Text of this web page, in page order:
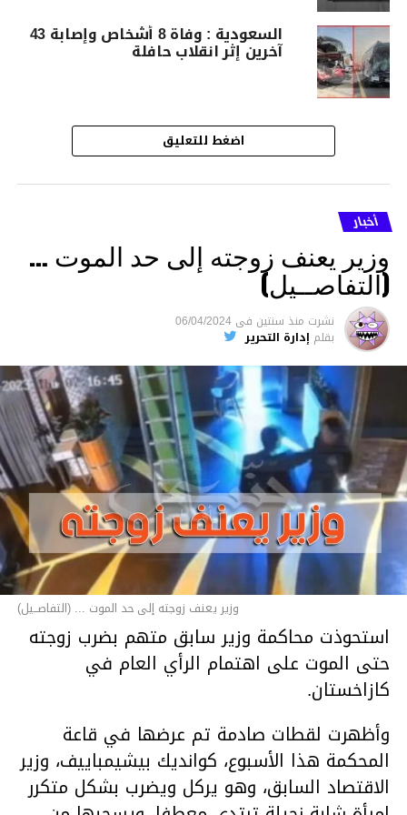
السعودية : وفاة 8 أشخاص وإصابة 43
آخرين إثر انقلاب حافلة
اضغط للتعليق
أخبار
وزير يعنف زوجته إلى حد الموت …
(التفاصــيل)
نشرت منذ سنتين فى 06/04/2024
بقلم إدارة التحرير
وزير يعنف زوجته إلى حد الموت ... (التفاصــيل)
استحوذت محاكمة وزير سابق متهم بضرب زوجته
حتى الموت على اهتمام الرأي العام في
كازاخستان.
وأظهرت لقطات صادمة تم عرضها في قاعة
المحكمة هذا الأسبوع، كوانديك بيشيمباييف، وزير
الاقتصاد السابق، وهو يركل ويضرب بشكل متكرر